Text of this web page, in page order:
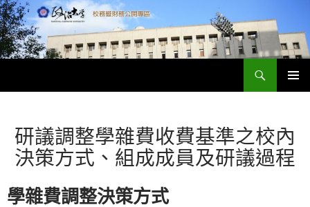
跳
至
主
要
容
研議調整學雜費收費基準之校內
決策方式、組成成員及研議過程
學雜費調整決策方式